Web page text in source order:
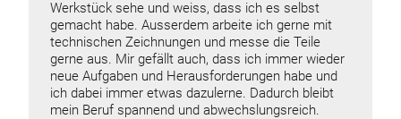
Werkstück sehe und weiss, dass ich es selbst
gemacht habe. Ausserdem arbeite ich gerne mit
technischen Zeichnungen und messe die Teile
gerne aus. Mir gefällt auch, dass ich immer wieder
neue Aufgaben und Herausforderungen habe und
ich dabei immer etwas dazulerne. Dadurch bleibt
mein Beruf spannend und abwechslungsreich.